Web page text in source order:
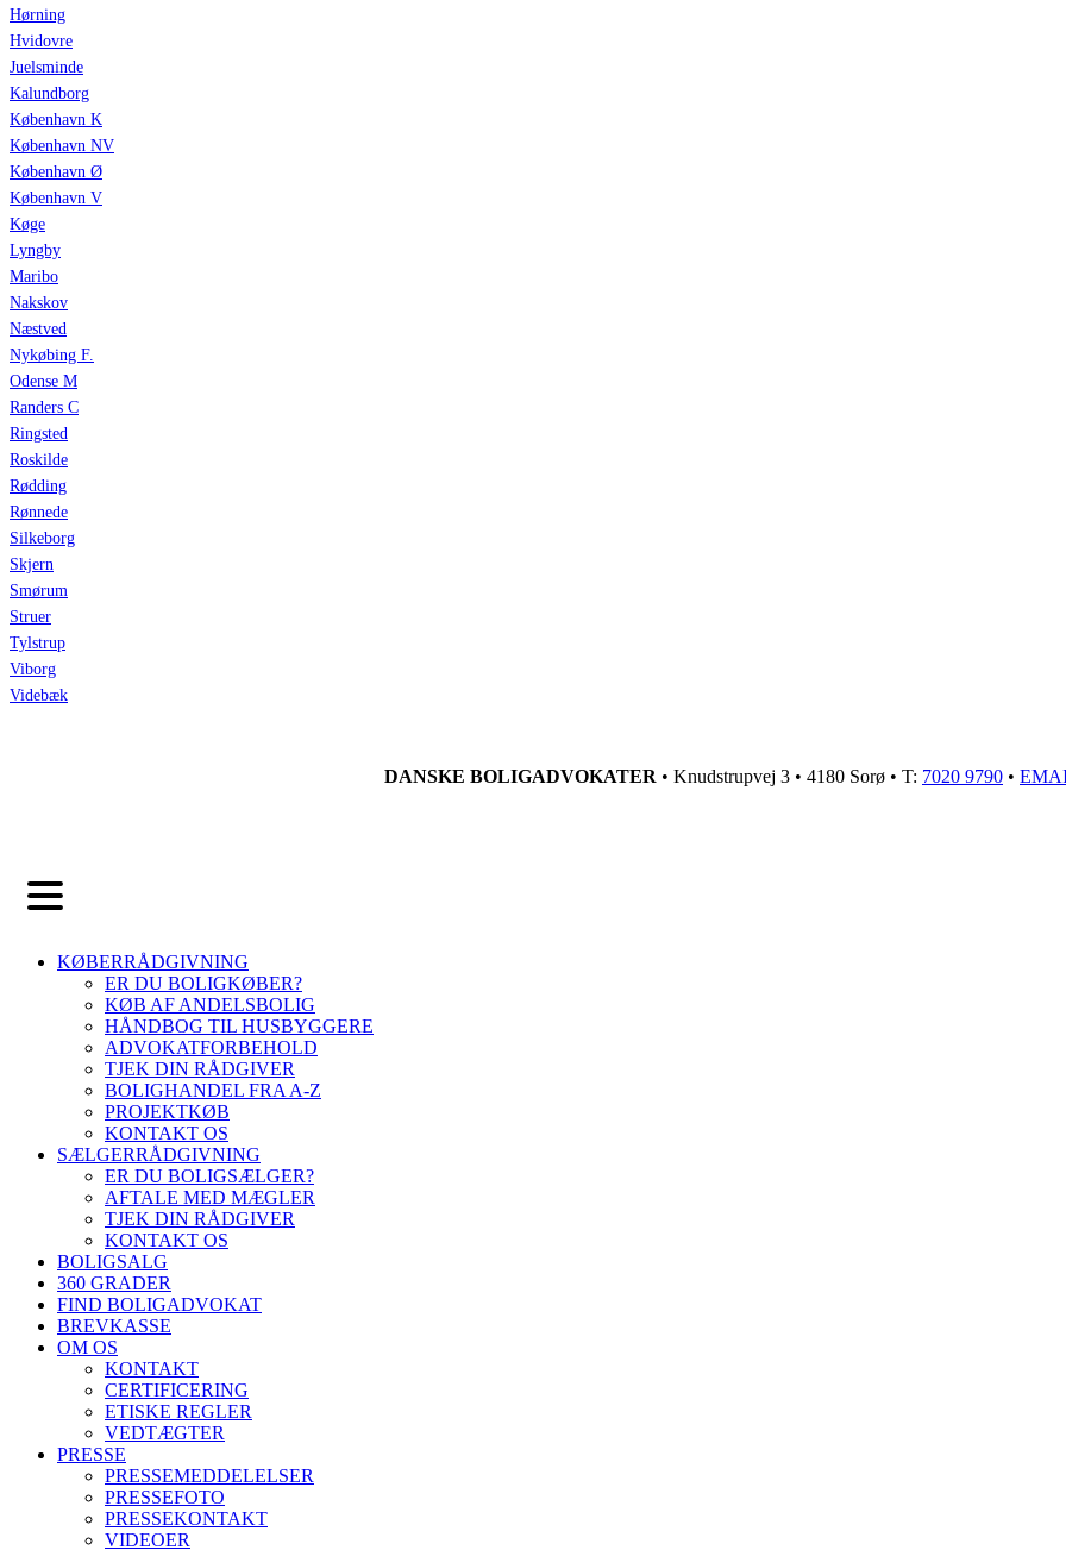
Hørning
Hvidovre
Juelsminde
Kalundborg
København K
København NV
København Ø
København V
Køge
Lyngby
Maribo
Nakskov
Næstved
Nykøbing F.
Odense M
Randers C
Ringsted
Roskilde
Rødding
Rønnede
Silkeborg
Skjern
Smørum
Struer
Tylstrup
Viborg
Videbæk
DANSKE BOLIGADVOKATER • Knudstrupvej 3 • 4180 Sorø • T: 7020 9790 •
KØBERRÅDGIVNING
ER DU BOLIGKØBER?
KØB AF ANDELSBOLIG
HÅNDBOG TIL HUSBYGGERE
ADVOKATFORBEHOLD
TJEK DIN RÅDGIVER
BOLIGHANDEL FRA A-Z
PROJEKTKØB
KONTAKT OS
SÆLGERRÅDGIVNING
ER DU BOLIGSÆLGER?
AFTALE MED MÆGLER
TJEK DIN RÅDGIVER
KONTAKT OS
BOLIGSALG
360 GRADER
FIND BOLIGADVOKAT
BREVKASSE
OM OS
KONTAKT
CERTIFICERING
ETISKE REGLER
VEDTÆGTER
PRESSE
PRESSEMEDDELELSER
PRESSEFOTO
PRESSEKONTAKT
VIDEOER